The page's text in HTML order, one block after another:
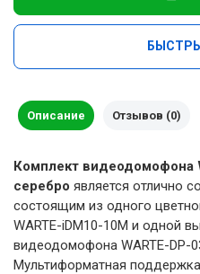
Описание Отзывов (0)
Комплект видеодомофона
серебро является отлично
состоящим из одного
WARTE-iDM10-10M и одной
видеодомофона WARTE-DP-
Мультиформатная поддержка